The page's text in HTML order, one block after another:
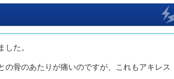
た。
骨のあたりが痛いのですが、これもアキレス